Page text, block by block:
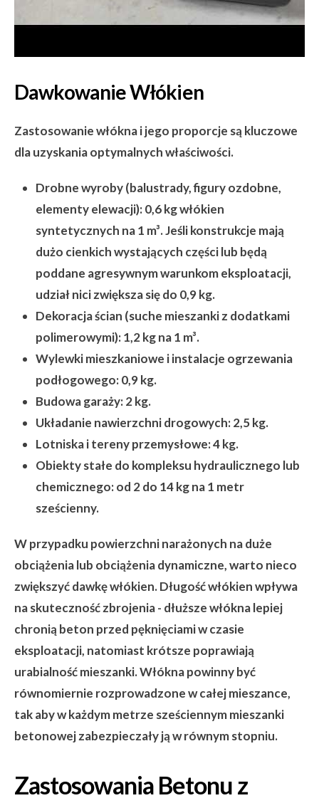
Dawkowanie Włókien
Zastosowanie włókna i jego proporcje są kluczowe
dla uzyskania optymalnych właściwości.
Drobne wyroby (balustrady, figury ozdobne,
elementy elewacji):0,6 kg włókien
syntetycznych na 1 m³. Jeśli konstrukcje mają
dużo cienkich wystających części lub będą
poddane agresywnym warunkom eksploatacji,
udział nici zwiększa się do 0,9 kg.
Dekoracja ścian (suche mieszanki z dodatkami
polimerowymi):1,2 kg na 1 m³.
Wylewki mieszkaniowe i instalacje ogrzewania
podłogowego:0,9 kg.
Budowa garaży:2 kg.
Układanie nawierzchni drogowych:2,5 kg.
Lotniska i tereny przemysłowe:4 kg.
Obiekty stałe do kompleksu hydraulicznego lub
chemicznego:od 2 do 14 kg na 1 metr
sześcienny.
W przypadku powierzchni narażonych na duże
obciążenia lub obciążenia dynamiczne, warto nieco
zwiększyć dawkę włókien. Długość włókien wpływa
na skuteczność zbrojenia - dłuższe włókna lepiej
chronią beton przed pęknięciami w czasie
eksploatacji, natomiast krótsze poprawiają
urabialność mieszanki. Włókna powinny być
równomiernie rozprowadzone w całej mieszance,
tak aby w każdym metrze sześciennym mieszanki
betonowej zabezpieczały ją w równym stopniu.
Zastosowania Betonu z